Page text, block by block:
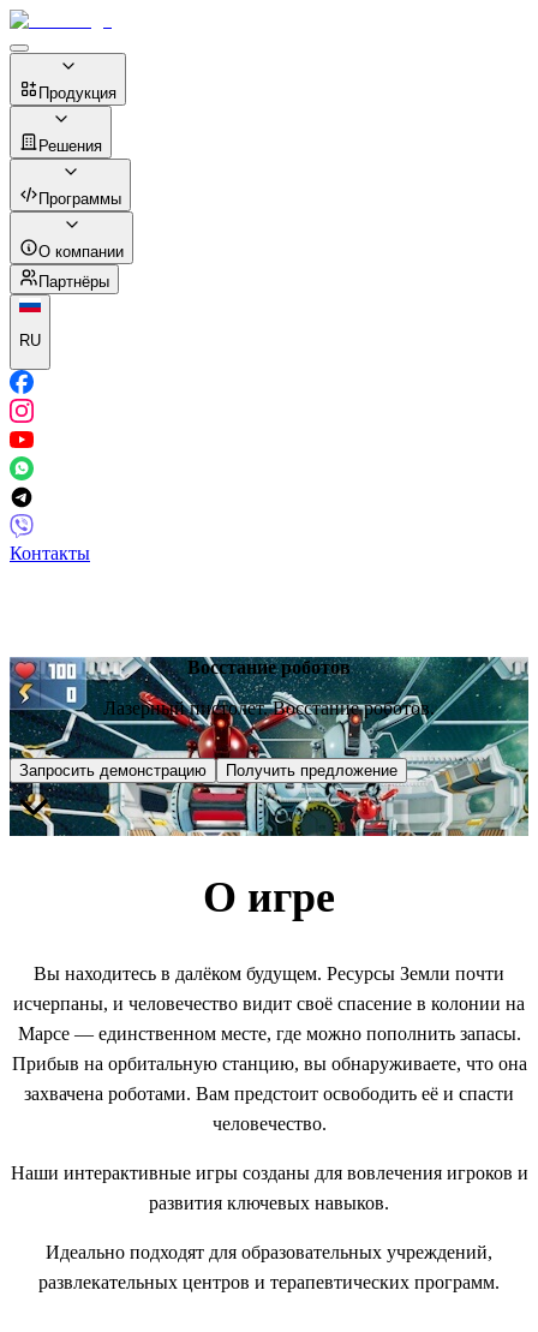
Продукция
Решения
Программы
О компании
Партнёры
RU
Контакты
Восстание роботов
Лазерный пистолет. Восстание роботов.
Запросить демонстрацию Получить предложение
О игре
Вы находитесь в далёком будущем. Ресурсы Земли почти
исчерпаны, и человечество видит своё спасение в колонии на
Марсе — единственном месте, где можно пополнить запасы.
Прибыв на орбитальную станцию, вы обнаруживаете, что она
захвачена роботами. Вам предстоит освободить её и спасти
человечество.
Наши интерактивные игры созданы для вовлечения игроков и
развития ключевых навыков.
Идеально подходят для образовательных учреждений,
развлекательных центров и терапевтических программ.